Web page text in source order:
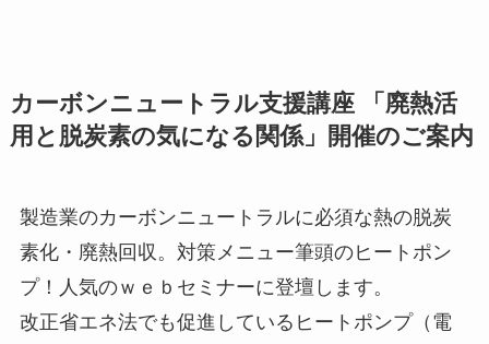
カーボンニュートラル支援講座 「廃熱活
用と脱炭素の気になる関係」開催のご案内
製造業のカーボンニュートラルに必須な熱の脱炭
素化・廃熱回収。対策メニュー筆頭のヒートポン
プ！人気のｗｅｂセミナーに登壇します。
改正省エネ法でも促進しているヒートポンプ（電